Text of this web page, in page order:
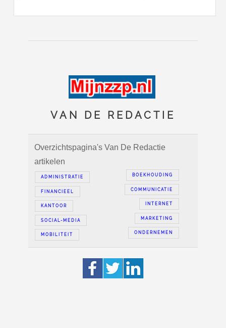
VAN DE REDACTIE
Overzichtspagina's Van De Redactie
artikelen
BOEKHOUDING
ADMINISTRATIE
COMMUNICATIE
FINANCIEEL
INTERNET
KANTOOR
MARKETING
SOCIAL-MEDIA
ONDERNEMEN
MOBILITEIT